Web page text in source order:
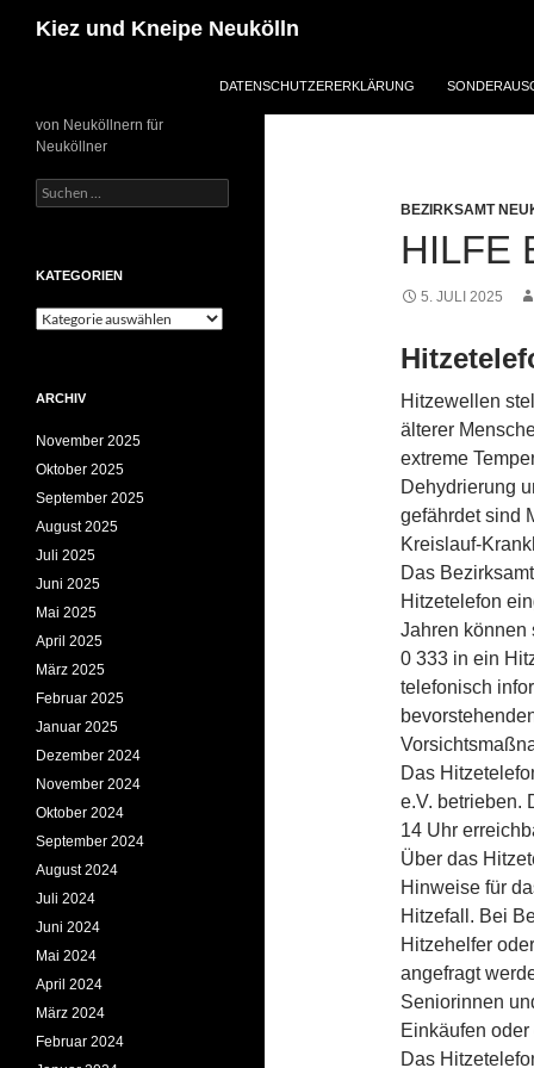
Inhalt
Kiez und Kneipe Neukölln
DATENSCHUTZERERKLÄRUNG
BEZIRKSAMT
HILFE
5. JULI 2025
Hitzewellen
älterer
extreme
Dehydrierung
gefährdet sind
Kreislauf-
Das
Hitzetelefon
Jahren können
0 333 in ein
telefonisch
Das
e.V. betrieben.
14 Uhr
Über das
Hinweise für
Hitze­fall. Bei
Hitzehelfer
angefragt
Seniorinnen
Einkäufen
Das
von Neuköllnern für
Neuköllner
Suchen
nach:
KATEGORIEN
Kategorien
ARCHIV
November 2025
Oktober 2025
September 2025
August 2025
Juli 2025
Juni 2025
Mai 2025
April 2025
März 2025
Februar 2025
Januar 2025
Dezember 2024
November 2024
Oktober 2024
September 2024
August 2024
Juli 2024
Juni 2024
Mai 2024
April 2024
März 2024
Februar 2024